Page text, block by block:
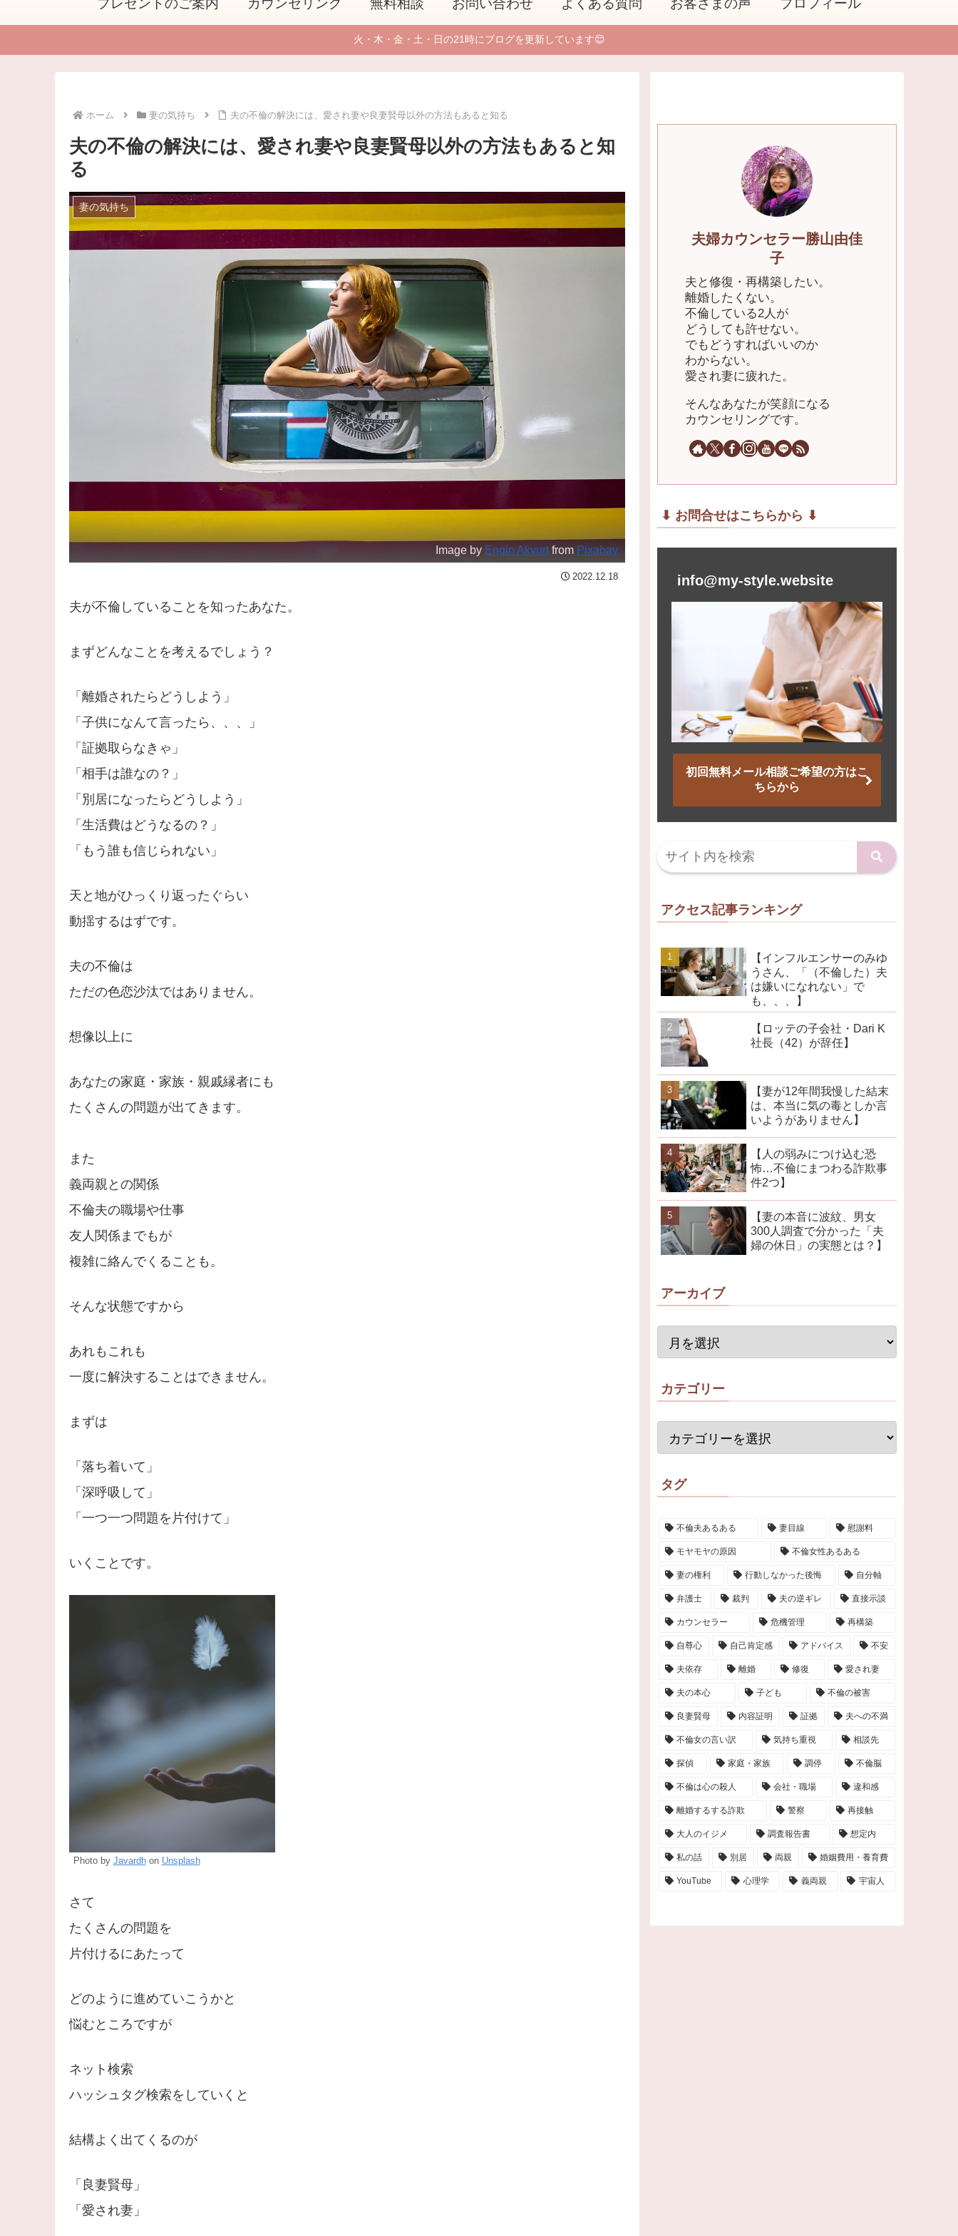
プレゼントのご案内 カウンセリング 無料相談 お問い合わせ よくある質問 お客さまの声 プロフィール
火・木・金・土・日の21時にブログを更新しています😊
ホーム 妻の気持ち 夫の不倫の解決には、愛され妻や良妻賢母以外の方法もあると知る
夫の不倫の解決には、愛され妻や良妻賢母以外の方法もあると知
る
妻の気持ち
Image by Engin Akyurtfrom Pixabay
2022.12.18
夫が不倫していることを知ったあなた。
まずどんなことを考えるでしょう？
「離婚されたらどうしよう」
「子供になんて言ったら、、、」
「証拠取らなきゃ」
「相手は誰なの？」
「別居になったらどうしよう」
「生活費はどうなるの？」
「もう誰も信じられない」
天と地がひっくり返ったぐらい
動揺するはずです。
夫の不倫は
ただの色恋沙汰ではありません。
想像以上に
あなたの家庭・家族・親戚縁者にも
たくさんの問題が出てきます。
また
義両親との関係
不倫夫の職場や仕事
友人関係までもが
複雑に絡んでくることも。
そんな状態ですから
あれもこれも
一度に解決することはできません。
まずは
「落ち着いて」
「深呼吸して」
「一つ一つ問題を片付けて」
いくことです。
Photo by Javardhon Unsplash
さて
たくさんの問題を
片付けるにあたって
どのように進めていこうかと
悩むところですが
ネット検索
ハッシュタグ検索をしていくと
結構よく出てくるのが
「良妻賢母」
「愛され妻」
夫婦カウンセラー勝山由佳
子
夫と修復・再構築したい。
離婚したくない。
不倫している2人が
どうしても許せない。
でもどうすればいいのか
わからない。
愛され妻に疲れた。
そんなあなたが笑顔になる
カウンセリングです。
⬇︎ お問合せはこちらから ⬇︎
info@my-style.website
初回無料メール相談ご希望の方はこ
ちらから
アクセス記事ランキング
【インフルエンサーのみゆ
うさん、「（不倫した）夫
は嫌いになれない」で
も、、、】
【ロッテの子会社・Dari K
社長（42）が辞任】
【妻が12年間我慢した結末
は、本当に気の毒としか言
いようがありません】
【人の弱みにつけ込む恐
怖…不倫にまつわる詐欺事
件2つ】
【妻の本音に波紋、男女
300人調査で分かった「夫
婦の休日」の実態とは？】
アーカイブ
カテゴリー
タグ
不倫夫あるある 妻目線 慰謝料
モヤモヤの原因 不倫女性あるある
妻の権利 行動しなかった後悔 自分軸
弁護士 裁判 夫の逆ギレ 直接示談
カウンセラー 危機管理 再構築
自尊心 自己肯定感 アドバイス 不安
夫依存 離婚 修復 愛され妻
夫の本心 子ども 不倫の被害
良妻賢母 内容証明 証拠 夫への不満
不倫女の言い訳 気持ち重視 相談先
探偵 家庭・家族 調停 不倫脳
不倫は心の殺人 会社・職場 違和感
離婚するする詐欺 警察 再接触
大人のイジメ 調査報告書 想定内
私の話 別居 両親 婚姻費用・養育費
YouTube 心理学 義両親 宇宙人